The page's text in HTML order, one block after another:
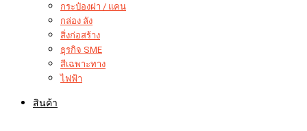
กระป๋องฝา / แคน
กล่อง ลัง
สิ่งก่อสร้าง
ธุรกิจ SME
สีเฉพาะทาง
ไฟฟ้า
สินค้า